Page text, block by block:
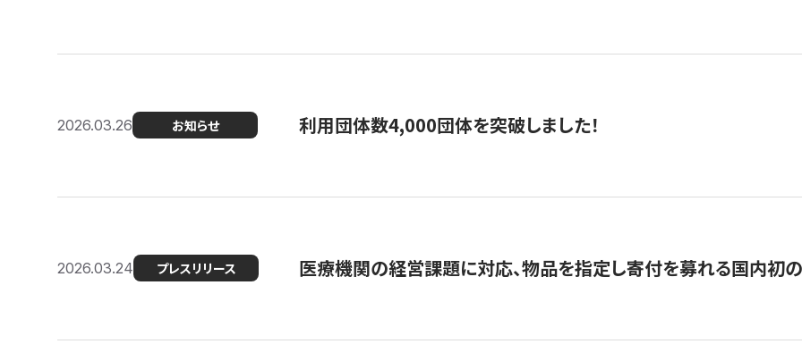
2026.03.26 お知らせ 利用団体数4,000団体を突破しました！
2026.03.24 プレスリリース 医療機関の経営課題に対応、物品を指定し寄付を募れる国内初の